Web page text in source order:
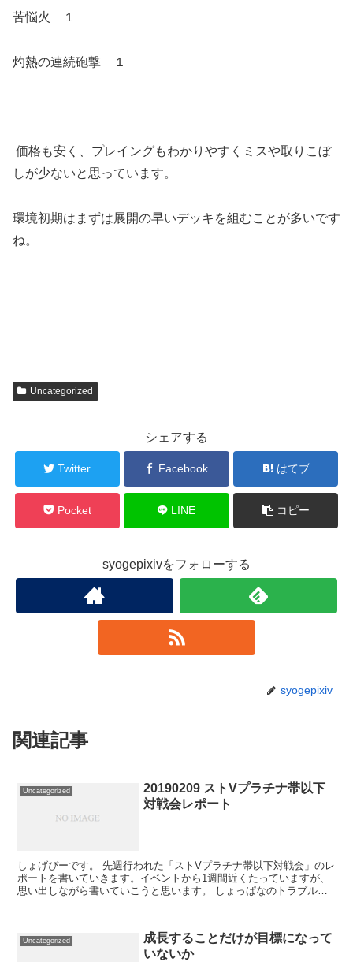
苦悩火 １
灼熱の連続砲撃 １
価格も安く、プレイングもわかりやすくミスや取りこぼ
しが少ないと思っています。
環境初期はまずは展開の早いデッキを組むことが多いです
ね。
Uncategorized
シェアする
Twitter Facebook はてブ
Pocket LINE コピー
syogepixivをフォローする
syogepixiv
関連記事
Uncategorized
20190209 ストVプラチナ帯以下
対戦会レポート
しょげぴーです。 先週行われた「ストVプラチナ帯以下対戦会」のレ
ポートを書いていきます。イベントから1週間近くたっていますが、
思い出しながら書いていこうと思います。 しょっぱなのトラブル実
Uncategorized
成長することだけが目標になって
いないか